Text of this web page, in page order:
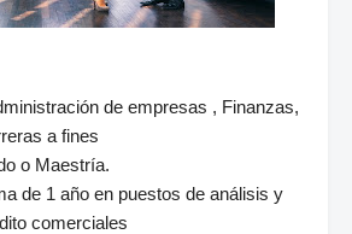
de empresas , Finanzas,
a fines
o Maestría.
de 1 año en puestos de análisis y
comerciales